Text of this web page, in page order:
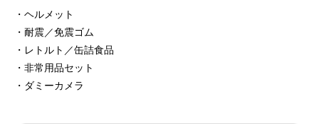
・ヘルメット
・耐震／免震ゴム
・レトルト／缶詰食品
・非常用品セット
・ダミーカメラ